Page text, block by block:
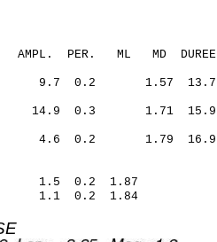
AMPL. PER. ML MD DUREE
354 9.7 0.2 1.57 13.7
14.9 0.3 1.71 15.9
82 4.6 0.2 1.79 16.9
1.5 0.2 1.87
1.1 0.2 1.84